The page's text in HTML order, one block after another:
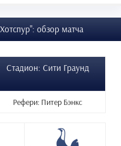
обзор матча
Стадион: Сити Граунд
Рефери: Питер Бэнкс